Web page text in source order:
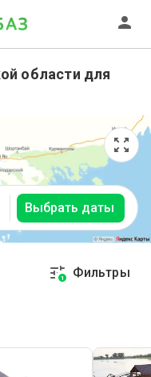
области для
Выбрать даты
1 Фильтры